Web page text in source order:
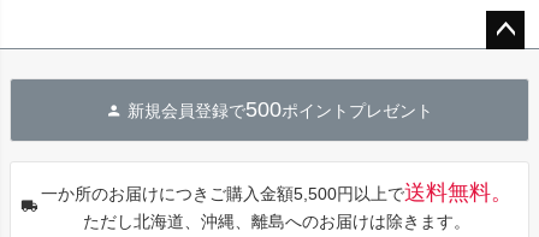
へ
新規会員登録で500ポイントプレゼント
一か所のお届けにつきご購入金額5,500円以上で送料無料。
ただし北海道、沖縄、離島へのお届けは除きます。